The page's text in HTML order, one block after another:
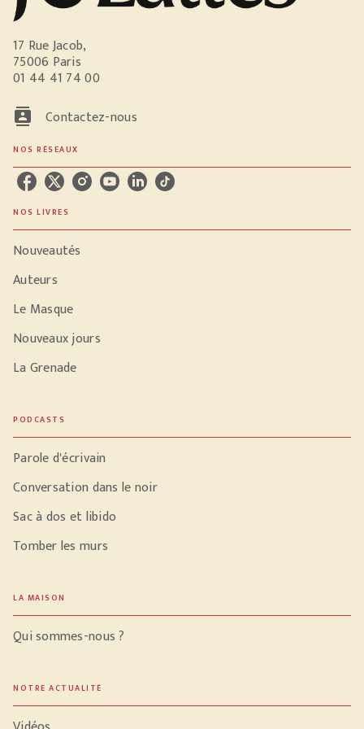
17 Rue Jacob,
75006 Paris
01 44 41 74 00
contacts Contactez-nous
NOS RÉSEAUX
NOS LIVRES
Nouveautés
Auteurs
Le Masque
Nouveaux jours
La Grenade
PODCASTS
Parole d'écrivain
Conversation dans le noir
Sac à dos et libido
Tomber les murs
LA MAISON
Qui sommes-nous ?
NOTRE ACTUALITÉ